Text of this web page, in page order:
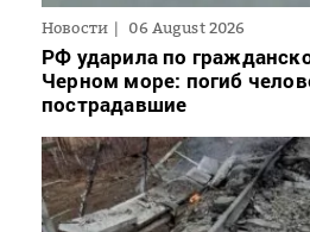
Новости 06 August 2026
РФ ударила по
Черном море: погиб
пострадавшие